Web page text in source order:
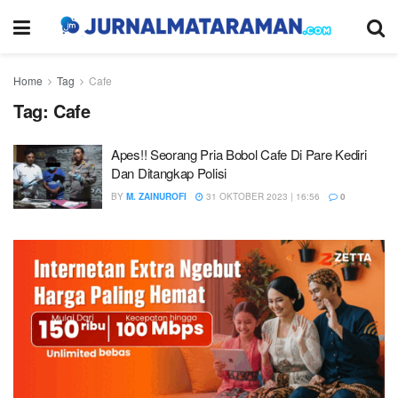
Home Tag Cafe
Tag: Cafe
Apes!! Seorang Pria Bobol Cafe Di Pare Kediri
Dan Ditangkap Polisi
BY M. ZAINUROFI 31 OKTOBER 2023 | 16:56 0